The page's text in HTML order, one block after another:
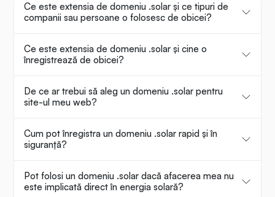
Ce este extensia de domeniu .solar și ce tipuri de
companii sau persoane o folosesc de obicei?
Ce este extensia de domeniu .solar și cine o
înregistrează de obicei?
De ce ar trebui să aleg un domeniu .solar pentru
site-ul meu web?
Cum pot înregistra un domeniu .solar rapid și în
siguranță?
Pot folosi un domeniu .solar dacă afacerea mea nu
este implicată direct în energia solară?